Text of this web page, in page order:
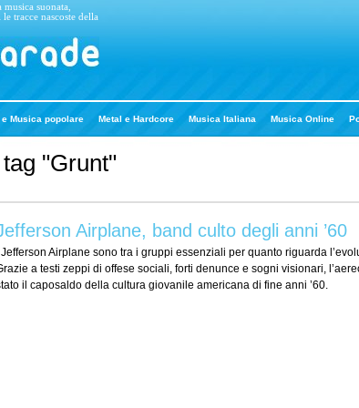
suonata,
tracce nascoste della
e Musica popolare Metal e Hardcore Musica Italiana Musica Online
"Grunt"
Airplane, band culto degli anni ’60
I Jefferson Airplane sono tra i gruppi essenziali per quanto riguarda
a testi zeppi di offese sociali, forti denunce e sogni visionari,
il caposaldo della cultura giovanile americana di fine anni ’60.